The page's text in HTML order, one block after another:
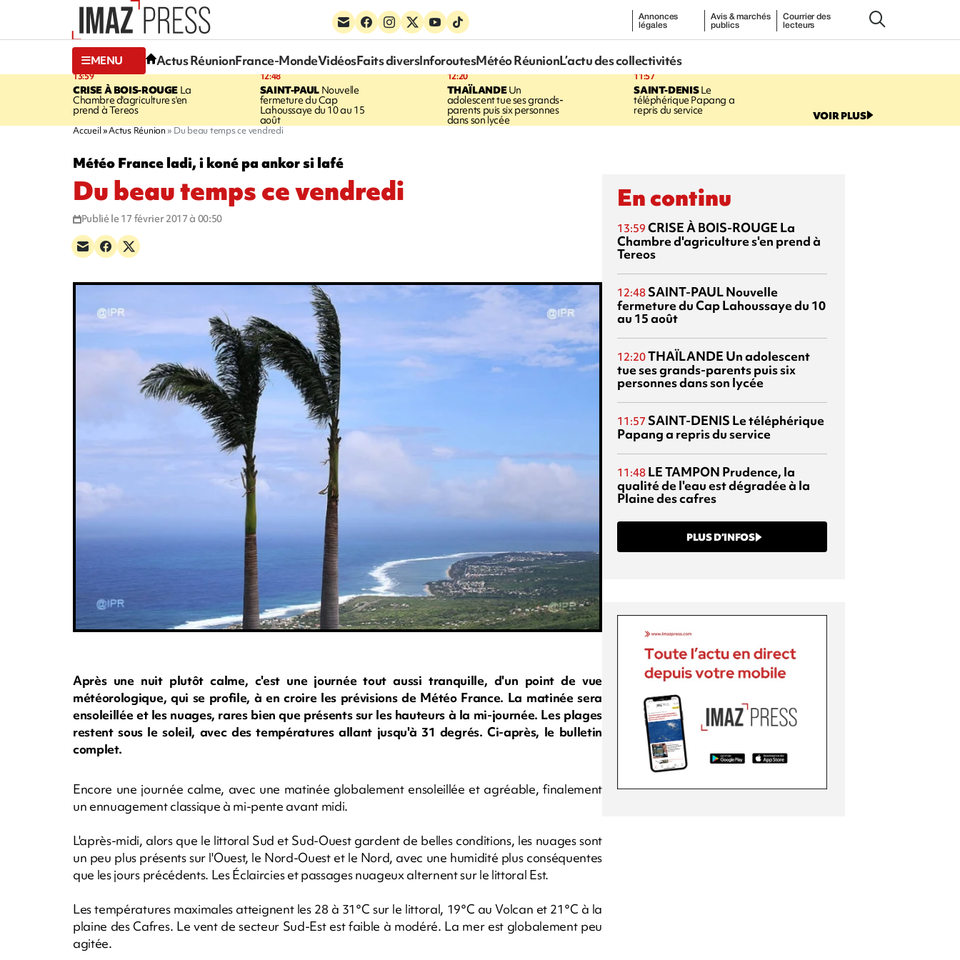
Annonces
légales
Avis & marchés
publics
Courrier des
lecteurs
MENU Actus RéunionFrance-MondeVidéosFaits diversInforoutesMétéo RéunionL’actu des collectivités
13:59
CRISE À BOIS-ROUGELa
Chambre d'agriculture s'en
prend à Tereos
12:48
SAINT-PAULNouvelle
fermeture du Cap
Lahoussaye du 10 au 15
août
12:20
THAÏLANDEUn
adolescent tue ses grands-
parents puis six personnes
dans son lycée
11:57
SAINT-DENISLe
téléphérique Papang a
repris du service VOIR PLUS
Accueil Actus Réunion Du beau temps ce vendredi
Météo France ladi, i koné pa ankor si lafé
Du beau temps ce vendredi
Publié le 17 février 2017 à 00:50
Après une nuit plutôt calme, c'est une journée tout aussi tranquille, d'un point de vue
météorologique, qui se profile, à en croire les prévisions de Météo France. La matinée sera
ensoleillée et les nuages, rares bien que présents sur les hauteurs à la mi-journée. Les plages
restent sous le soleil, avec des températures allant jusqu'à 31 degrés. Ci-après, le bulletin
complet.
Encore une journée calme, avec une matinée globalement ensoleillée et agréable, finalement
un ennuagement classique à mi-pente avant midi.
L'après-midi, alors que le littoral Sud et Sud-Ouest gardent de belles conditions, les nuages sont
un peu plus présents sur l'Ouest, le Nord-Ouest et le Nord, avec une humidité plus conséquentes
que les jours précédents. Les Éclaircies et passages nuageux alternent sur le littoral Est.
Les températures maximales atteignent les 28 à 31°C sur le littoral, 19°C au Volcan et 21°C à la
plaine des Cafres. Le vent de secteur Sud-Est est faible à modéré. La mer est globalement peu
agitée.
En continu
13:59 CRISE À BOIS-ROUGE La
Chambre d'agriculture s'en prend à
Tereos
12:48 SAINT-PAULNouvelle
fermeture du Cap Lahoussaye du 10
au 15 août
12:20THAÏLANDE Un adolescent
tue ses grands-parents puis six
personnes dans son lycée
11:57 SAINT-DENIS Le téléphérique
Papang a repris du service
11:48 LE TAMPON Prudence, la
qualité de l'eau est dégradée à la
Plaine des cafres
PLUS D’INFOS